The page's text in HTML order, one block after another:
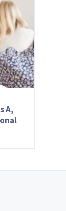
A,